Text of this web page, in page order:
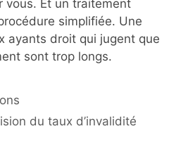
vous. Et un traitement
simplifiée. Une
ayants droit qui jugent que
sont trop longs.
du taux d’invalidité